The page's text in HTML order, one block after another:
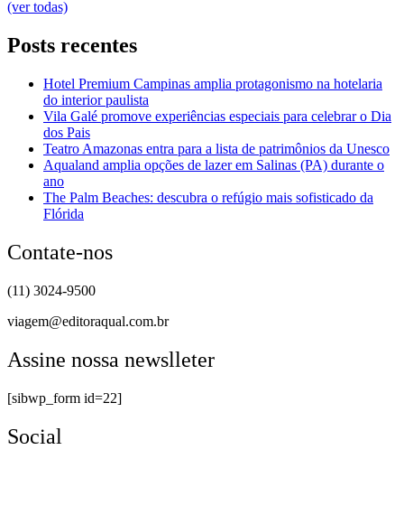
(ver todas)
Posts recentes
Hotel Premium Campinas amplia protagonismo na hotelaria
do interior paulista
Vila Galé promove experiências especiais para celebrar o Dia
dos Pais
Teatro Amazonas entra para a lista de patrimônios da Unesco
Aqualand amplia opções de lazer em Salinas (PA) durante o
ano
The Palm Beaches: descubra o refúgio mais sofisticado da
Flórida
Contate-nos
(11) 3024-9500
viagem@editoraqual.com.br
Assine nossa newslleter
[sibwp_form id=22]
Social